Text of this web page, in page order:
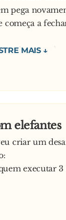
pega
começa a
a boca
dos
e este abre
começa a
e num
na cabeça…
elefantes
criar um
executar